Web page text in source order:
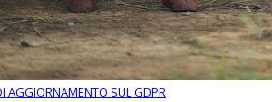
AGGIORNAMENTO SUL GDPR